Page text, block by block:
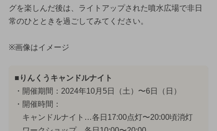
グを楽しんだ後は、ライトアップされた噴水広場で非日
常のひとときを過ごしてみてください。
※画像はイメージ
■りんくうキャンドルナイト
・開催期間：2024年10月5日（土）〜6日（日）
・開催時間：
キャンドルナイト…各日17:00点灯〜20:00頃消灯